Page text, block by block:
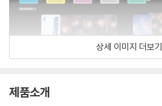
상세 이미지 더보기
제품소개